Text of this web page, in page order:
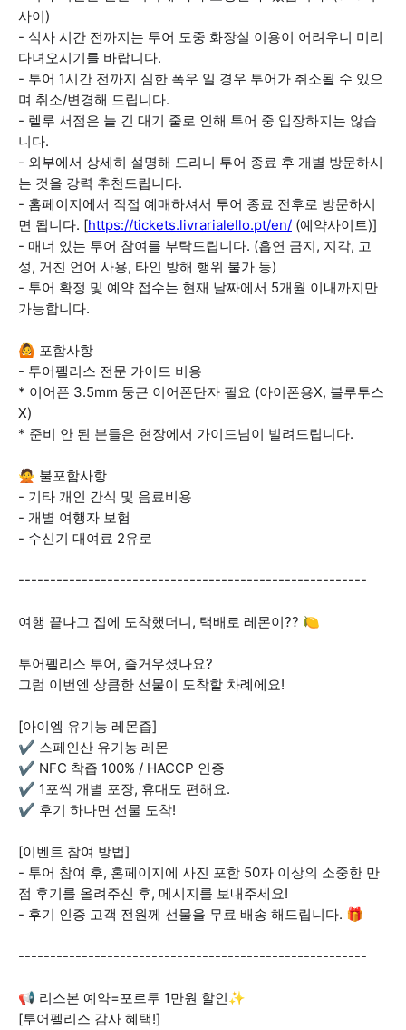
사이)
- 식사 시간 전까지는 투어 도중 화장실 이용이 어려우니 미리
다녀오시기를 바랍니다.
- 투어 1시간 전까지 심한 폭우 일 경우 투어가 취소될 수 있으
며 취소/변경해 드립니다.
- 렐루 서점은 늘 긴 대기 줄로 인해 투어 중 입장하지는 않습
니다.
- 외부에서 상세히 설명해 드리니 투어 종료 후 개별 방문하시
는 것을 강력 추천드립니다.
- 홈페이지에서 직접 예매하셔서 투어 종료 전후로 방문하시
면 됩니다. [https://tickets.livrarialello.pt/en/ (예약사이트)]
- 매너 있는 투어 참여를 부탁드립니다. (흡연 금지, 지각, 고
성, 거친 언어 사용, 타인 방해 행위 불가 등)
- 투어 확정 및 예약 접수는 현재 날짜에서 5개월 이내까지만
가능합니다.
🙆 포함사항
- 투어펠리스 전문 가이드 비용
* 이어폰 3.5mm 둥근 이어폰단자 필요 (아이폰용X, 블루투스
X)
* 준비 안 된 분들은 현장에서 가이드님이 빌려드립니다.
🙅 불포함사항
- 기타 개인 간식 및 음료비용
- 개별 여행자 보험
- 수신기 대여료 2유로
-------------------------------------------------------
여행 끝나고 집에 도착했더니, 택배로 레몬이?? 🍋
투어펠리스 투어, 즐거우셨나요?
그럼 이번엔 상큼한 선물이 도착할 차례에요!
[아이엠 유기농 레몬즙]
✔️ 스페인산 유기농 레몬
✔️ NFC 착즙 100% / HACCP 인증
✔️ 1포씩 개별 포장, 휴대도 편해요.
✔️ 후기 하나면 선물 도착!
[이벤트 참여 방법]
- 투어 참여 후, 홈페이지에 사진 포함 50자 이상의 소중한 만
점 후기를 올려주신 후, 메시지를 보내주세요!
- 후기 인증 고객 전원께 선물을 무료 배송 해드립니다. 🎁
-------------------------------------------------------
📢 리스본 예약=포르투 1만원 할인✨
[투어펠리스 감사 혜택!]